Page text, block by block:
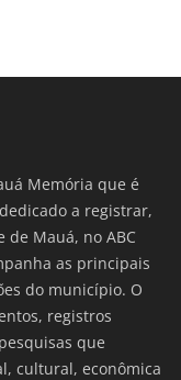
Memória que é
a registrar,
Mauá, no ABC
as principais
do município. O
registros
que
cultural, econômica